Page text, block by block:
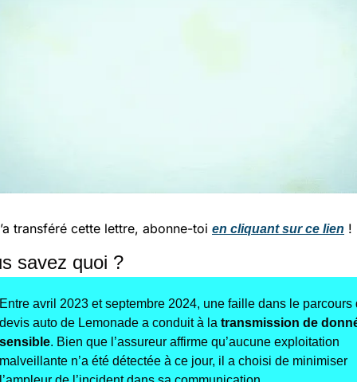
transféré cette lettre, abonne-toi en cliquant sur ce lien !
savez quoi ?
Entre avril 2023 et septembre 2024, une faille dans le parcours
devis auto de Lemonade a conduit à la transmission de
sensible. Bien que l’assureur affirme qu’aucune exploitation
malveillante n’a été détectée à ce jour, il a choisi de minimiser